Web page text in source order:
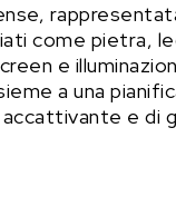
come pietra,
e
a una
e di